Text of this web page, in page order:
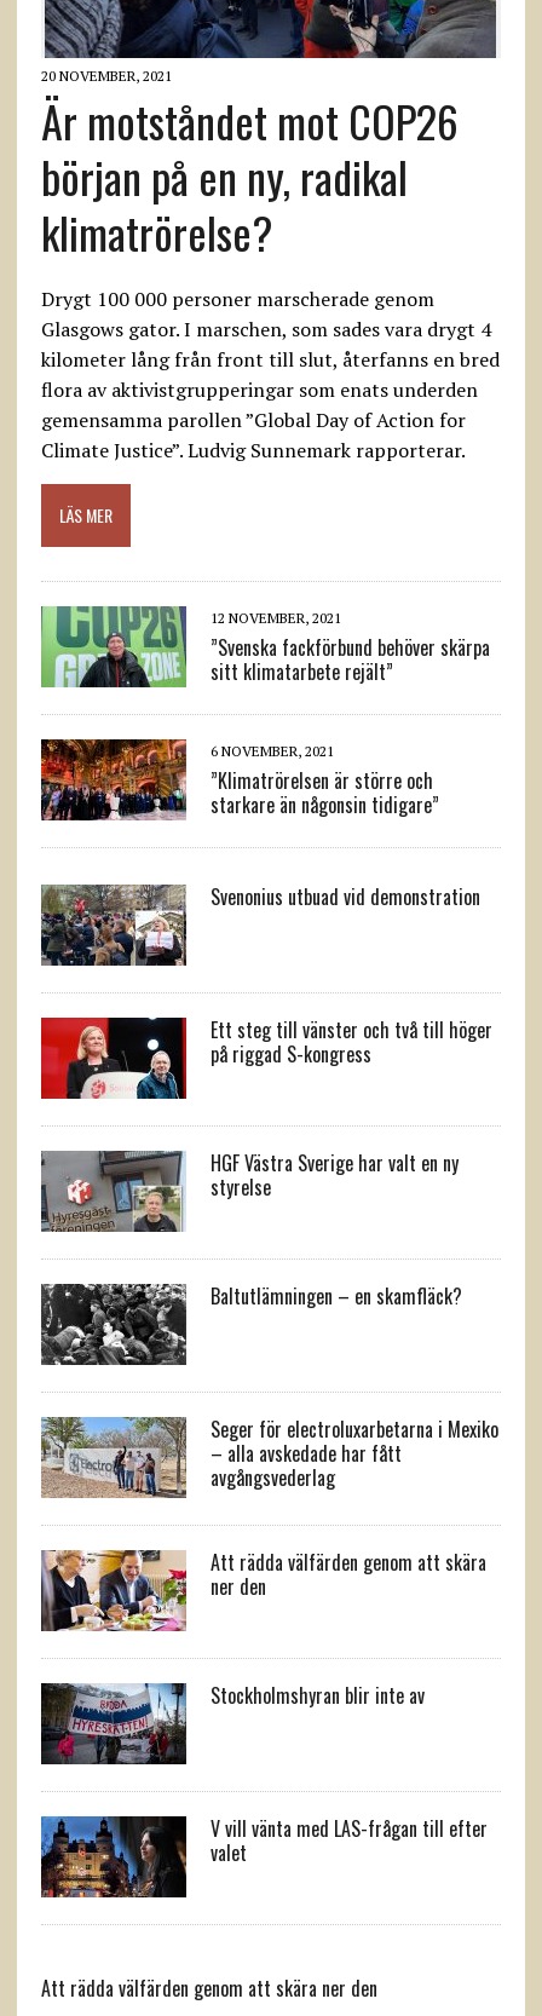
20 NOVEMBER, 2021
Är motståndet mot COP26
början på en ny, radikal
klimatrörelse?
Drygt 100 000 personer marscherade genom
Glasgows gator. I marschen, som sades vara drygt 4
kilometer lång från front till slut, återfanns en bred
flora av aktivistgrupperingar som enats underden
gemensamma parollen ”Global Day of Action for
Climate Justice”. Ludvig Sunnemark rapporterar.
LÄS MER
12 NOVEMBER, 2021
”Svenska fackförbund behöver skärpa
sitt klimatarbete rejält”
6 NOVEMBER, 2021
”Klimatrörelsen är större och
starkare än någonsin tidigare”
Svenonius utbuad vid demonstration
Ett steg till vänster och två till höger
på riggad S-kongress
HGF Västra Sverige har valt en ny
styrelse
Baltutlämningen – en skamfläck?
Seger för electroluxarbetarna i Mexiko
– alla avskedade har fått
avgångsvederlag
Att rädda välfärden genom att skära
ner den
Stockholmshyran blir inte av
V vill vänta med LAS-frågan till efter
valet
Att rädda välfärden genom att skära ner den